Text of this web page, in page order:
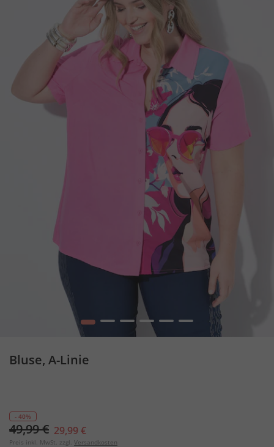
1 2 3 4 5 6
Bluse, A-Linie
- 40%
49,99 € 29,99 €
Preis inkl. MwSt. zzgl. Versandkosten